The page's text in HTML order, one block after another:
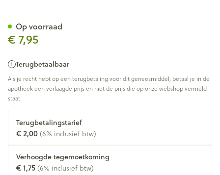
€ 7,95
Terugbetaalbaar
Als je recht hebt op een terugbetaling voor dit geneesmiddel, betaal je in de
apotheek een verlaagde prijs en niet de prijs die op onze webshop vermeld
staat.
Terugbetalingstarief
€ 2,00(6% inclusief btw)
Verhoogde tegemoetkoming
€ 1,75(6% inclusief btw)
Op voorraad